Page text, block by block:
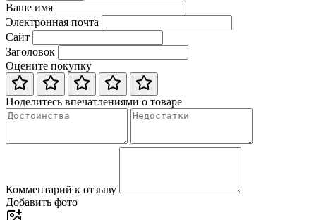
Ваше имя
Электронная почта
Сайт
Заголовок
Оцените покупку
Поделитесь впечатлениями о товаре
Комментарий к отзыву
Добавить фото